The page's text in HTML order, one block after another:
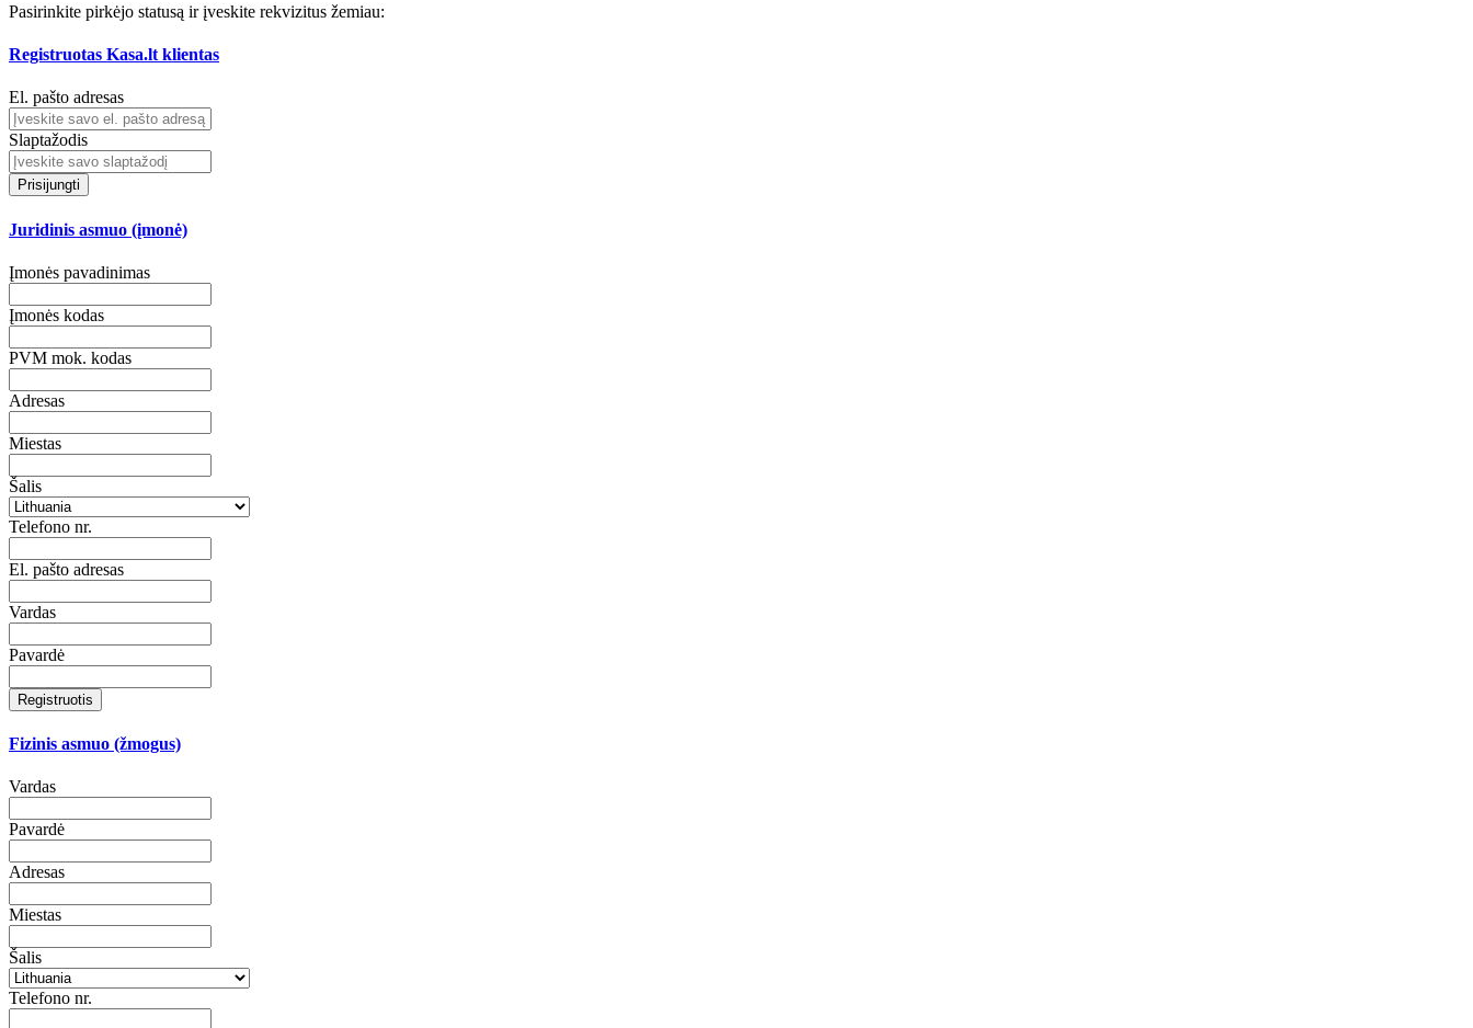
Pasirinkite pirkėjo statusą ir įveskite rekvizitus žemiau:
Registruotas Kasa.lt klientas
El. pašto adresas
Slaptažodis
Prisijungti
Juridinis asmuo (įmonė)
Įmonės pavadinimas
Įmonės kodas
PVM mok. kodas
Adresas
Miestas
Šalis
Telefono nr.
El. pašto adresas
Vardas
Pavardė
Registruotis
Fizinis asmuo (žmogus)
Vardas
Pavardė
Adresas
Miestas
Šalis
Telefono nr.